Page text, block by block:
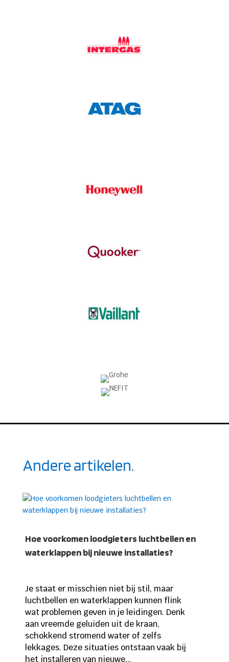
Andere artikelen.
Hoe voorkomen loodgieters luchtbellen en
waterklappen bij nieuwe installaties?
Je staat er misschien niet bij stil, maar
luchtbellen en waterklappen kunnen flink
wat problemen geven in je leidingen. Denk
aan vreemde geluiden uit de kraan,
schokkend stromend water of zelfs
lekkages. Deze situaties ontstaan vaak bij
het installeren van nieuwe...